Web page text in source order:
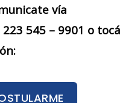
vía
545 – 9901 o tocá